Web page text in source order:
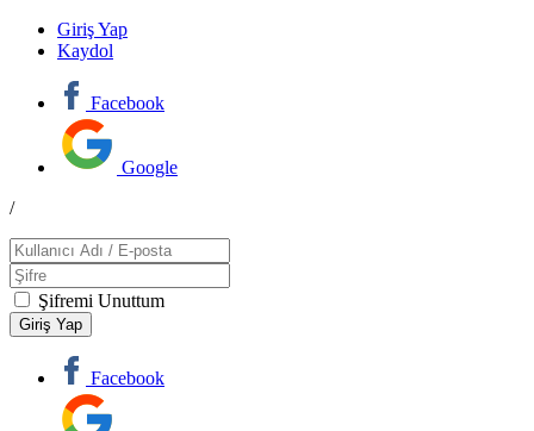
Giriş Yap
Kaydol
Facebook
Google
/
Şifremi Unuttum
Facebook